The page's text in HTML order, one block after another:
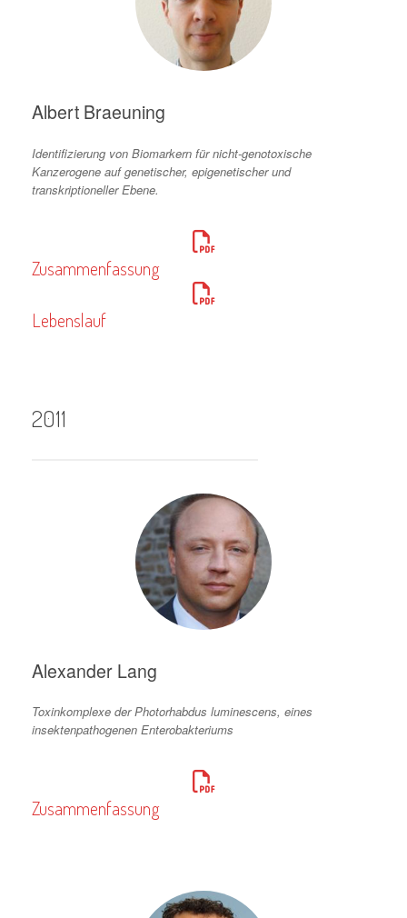
Albert Braeuning
Identifizierung von Biomarkern für nicht-genotoxische
Kanzerogene auf genetischer, epigenetischer und
transkriptioneller Ebene.
Zusammenfassung
Lebenslauf
2011
Alexander Lang
Toxinkomplexe der Photorhabdus luminescens, eines
insektenpathogenen Enterobakteriums
Zusammenfassung